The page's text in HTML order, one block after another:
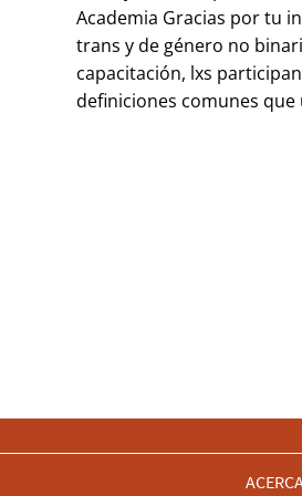
Academia Gracias por tu
trans y de género no
capacitación, lxs
definiciones comunes